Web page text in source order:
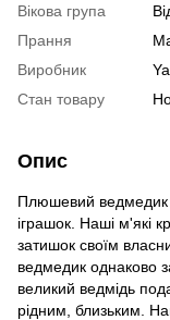
Вікова група
Прання
Виробник
Стан товару
Опис
Плюшевий ведмедик
іграшок. Наші м'які
затишок своїм
ведмедик однаково
великий ведмідь
рідним, близьким.